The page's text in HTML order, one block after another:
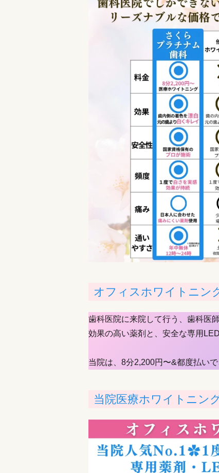
オフィスホワイトニン
歯科医院に来院して行う、歯科医
効果の高い薬剤と、安全な専用
当院は、8分2,200円〜&都度払い
当院医療ホワイトニン